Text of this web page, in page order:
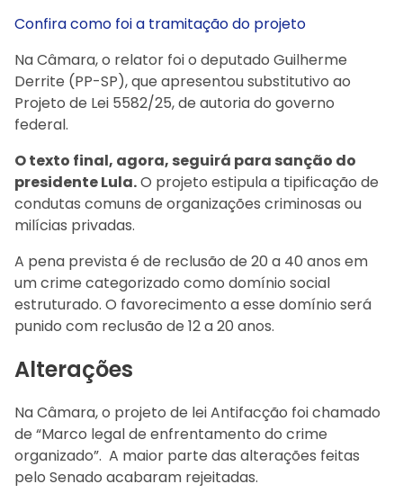
Confira como foi a tramitação do projeto
Na Câmara, o relator foi o deputado Guilherme
Derrite (PP-SP), que apresentou substitutivo ao
Projeto de Lei 5582/25, de autoria do governo
federal.
O texto final, agora, seguirá para sanção do
presidente Lula.O projeto estipula a tipificação de
condutas comuns de organizações criminosas ou
milícias privadas.
A pena prevista é de reclusão de 20 a 40 anos em
um crime categorizado como domínio social
estruturado. O favorecimento a esse domínio será
punido com reclusão de 12 a 20 anos.
Alterações
Na Câmara, o projeto de lei Antifacção foi chamado
de “Marco legal de enfrentamento do crime
organizado”. A maior parte das alterações feitas
pelo Senado acabaram rejeitadas.